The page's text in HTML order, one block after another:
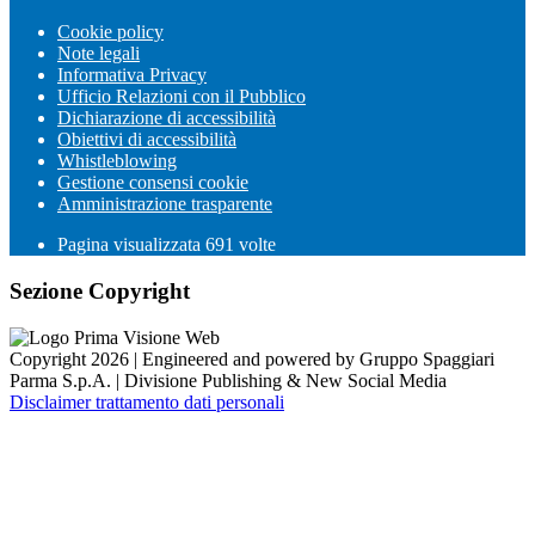
Cookie policy
Note legali
Informativa Privacy
Ufficio Relazioni con il Pubblico
Dichiarazione di accessibilità
Obiettivi di accessibilità
Whistleblowing
Gestione consensi cookie
Amministrazione trasparente
Pagina visualizzata 691 volte
Sezione Copyright
Copyright 2026 | Engineered and powered by Gruppo Spaggiari
Parma S.p.A. | Divisione Publishing & New Social Media
Disclaimer trattamento dati personali